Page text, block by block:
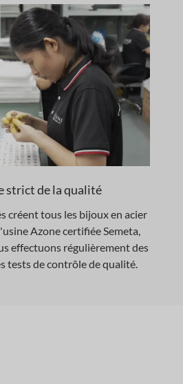
strict de la qualité
créent tous les bijoux en acier
Azone certifiée Semeta,
effectuons régulièrement des
tests de contrôle de qualité.